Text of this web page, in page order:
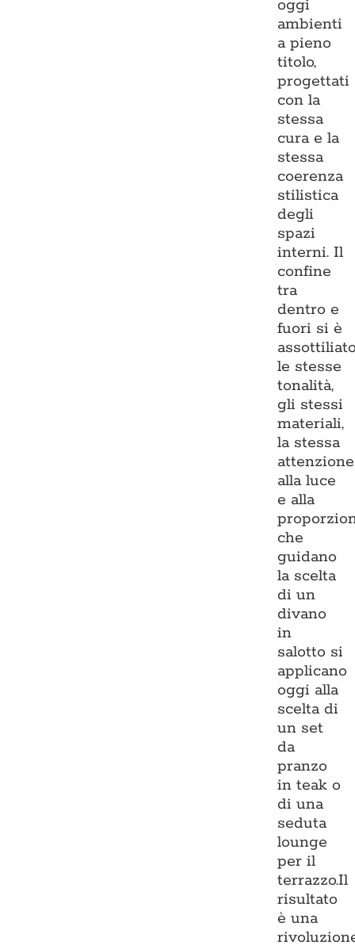
oggi
ambienti
a pieno
titolo,
progettati
con la
stessa
cura e la
stessa
coerenza
stilistica
degli
spazi
interni. Il
confine
tra
dentro e
fuori si è
le stesse
tonalità,
gli stessi
materiali,
la stessa
attenzione
alla luce
e alla
che
guidano
la scelta
di un
divano
in
salotto si
applicano
oggi alla
scelta di
un set
da
pranzo
in teak o
di una
seduta
lounge
per il
terrazzo.Il
risultato
è una